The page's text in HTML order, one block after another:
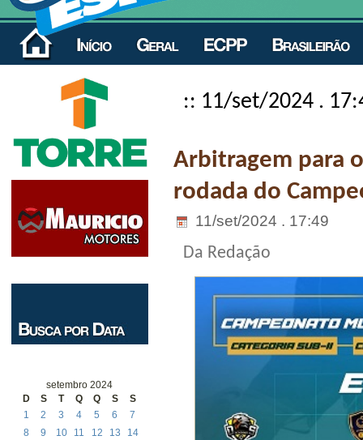
setembro 2024
D
S T Q Q S S
1 2 3 4 5 6
7
8
9 10 11 12 13
14
:: 11/set/2024 .
Arbitragem para
rodada do
11/set/2024 . 17:49
Da Redação